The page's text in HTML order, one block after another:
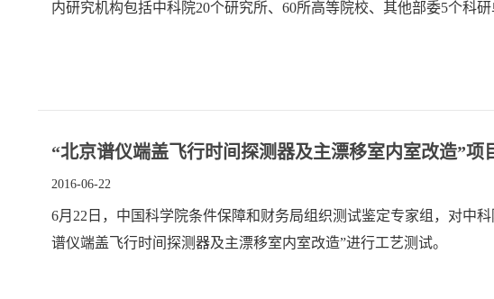
内研究机构包括中科院20个研究所、60所高等院校、其他部委5个科研
“北京谱仪端盖飞行时间探测器及主漂移室内室改造”项
2016-06-22
6月22日，中国科学院条件保障和财务局组织测试鉴定专家组，对中
谱仪端盖飞行时间探测器及主漂移室内室改造”进行工艺测试。